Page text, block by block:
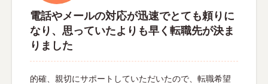
電話やメールの対応が迅速でとても頼りに
なり、思っていたよりも早く転職先が決ま
りました
的確、親切にサポートしていただいたので、転職希望